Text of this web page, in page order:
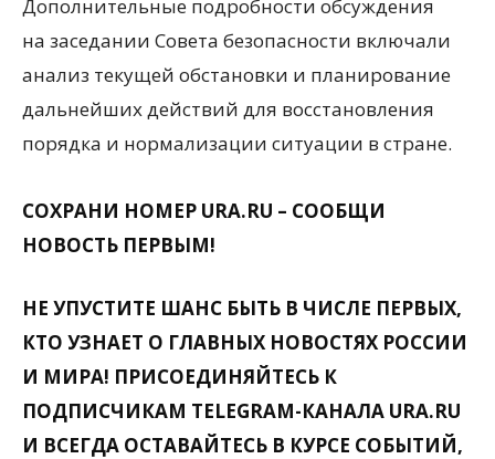
Дополнительные подробности обсуждения
на заседании Совета безопасности включали
анализ текущей обстановки и планирование
дальнейших действий для восстановления
порядка и нормализации ситуации в стране.
СОХРАНИ НОМЕР URA.RU – СООБЩИ
НОВОСТЬ ПЕРВЫМ!
НЕ УПУСТИТЕ ШАНС БЫТЬ В ЧИСЛЕ ПЕРВЫХ,
КТО УЗНАЕТ О ГЛАВНЫХ НОВОСТЯХ РОССИИ
И МИРА! ПРИСОЕДИНЯЙТЕСЬ К
ПОДПИСЧИКАМ TELEGRAM-КАНАЛА URA.RU
И ВСЕГДА ОСТАВАЙТЕСЬ В КУРСЕ СОБЫТИЙ,